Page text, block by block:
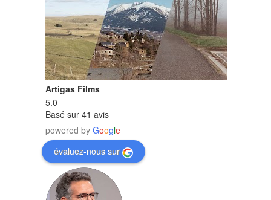
Artigas Films
5.0
Basé sur 41 avis
powered by Google
évaluez-nous sur